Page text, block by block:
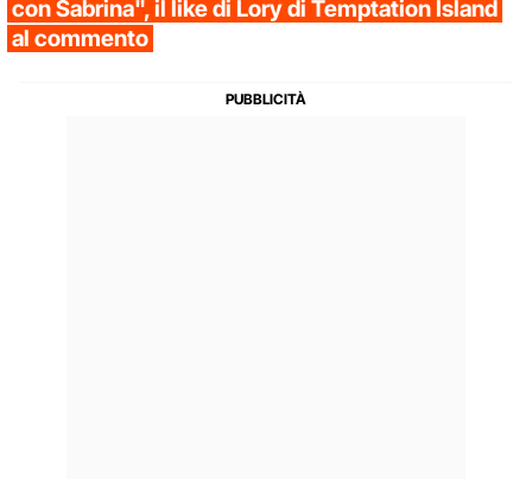
con Sabrina", il like di Lory di Temptation Island
al commento